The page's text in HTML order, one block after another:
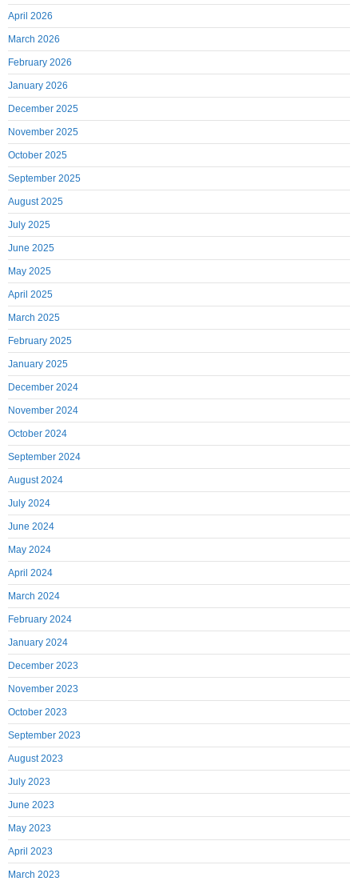
April 2026
March 2026
February 2026
January 2026
December 2025
November 2025
October 2025
September 2025
August 2025
July 2025
June 2025
May 2025
April 2025
March 2025
February 2025
January 2025
December 2024
November 2024
October 2024
September 2024
August 2024
July 2024
June 2024
May 2024
April 2024
March 2024
February 2024
January 2024
December 2023
November 2023
October 2023
September 2023
August 2023
July 2023
June 2023
May 2023
April 2023
March 2023